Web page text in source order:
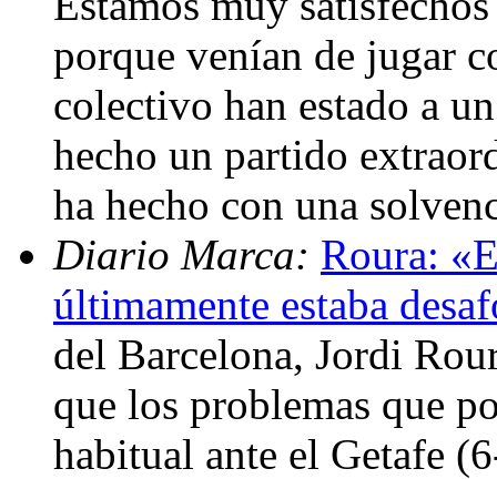
porque venían de jugar
colectivo han estado a
hecho un partido
ha hecho con una
Diario Marca: Roura:
últimamente estaba
del Barcelona, Jordi
que los problemas que
habitual ante el Getafe